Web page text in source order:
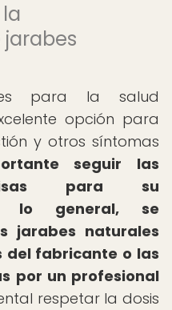
para la salud
opción para
y otros síntomas
seguir las
para su
lo general, se
jarabes naturales
del fabricante o las
por un profesional
respetar la dosis